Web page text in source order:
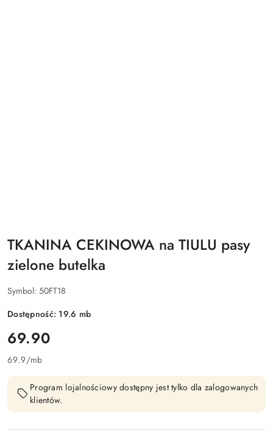
TKANINA CEKINOWA na TIULU pasy
zielone butelka
Symbol: 50FT18
Dostępność: 19.6 mb
cena:
69.90
69.9/mb
Program lojalnościowy dostępny jest tylko dla zalogowanych
klientów.